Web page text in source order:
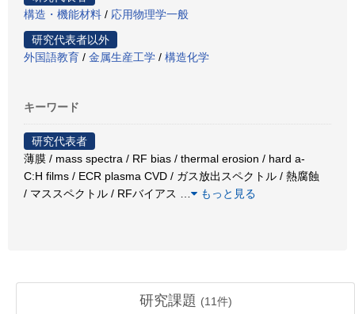
構造・機能材料 / 応用物理学一般
研究代表者以外
外国語教育 / 金属生産工学 / 構造化学
キーワード
研究代表者
薄膜 / mass spectra / RF bias / thermal erosion / hard a-
C:H films / ECR plasma CVD / ガス放出スペクトル / 熱腐蝕
/ マススペクトル / RFバイアス
もっと見る
研究課題 (11件)